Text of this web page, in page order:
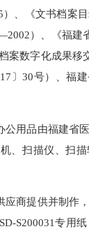
、《文书档案
）、《福建
案数字化成果移
〕30号）、福
用品由福建省医
、扫描仪、扫
商提供并制作，
S200031专用